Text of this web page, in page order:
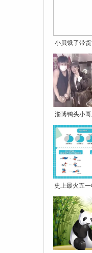
小贝饿了带
淄博鸭头小
史上最火五